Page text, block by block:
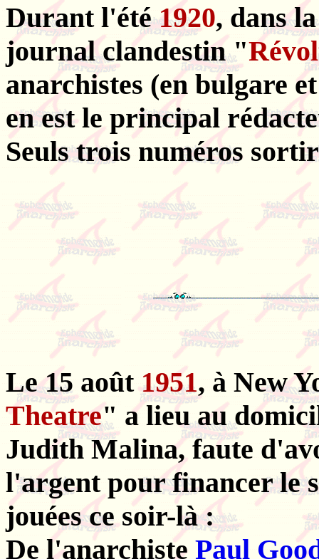
Durant l'été1920, dans
journal clandestin "
anarchistes (en bulgare
en est le principal
Seuls trois numéros
Le 15 août1951, à New
Theatre" a lieu au
Judith Malina, faute
l'argent pour financer le
jouées ce soir-là :
De l'anarchiste Paul